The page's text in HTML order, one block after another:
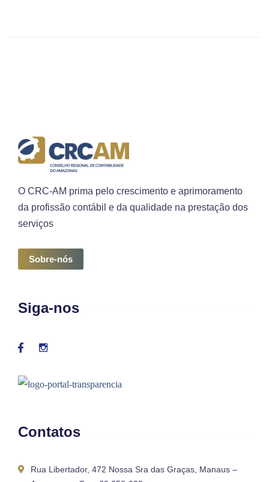
O CRC-AM prima pelo crescimento e aprimoramento
da profissão contábil e da qualidade na prestação dos
serviços
Sobre-nós
Siga-nos
Contatos
Rua Libertador, 472 Nossa Sra das Graças, Manaus –